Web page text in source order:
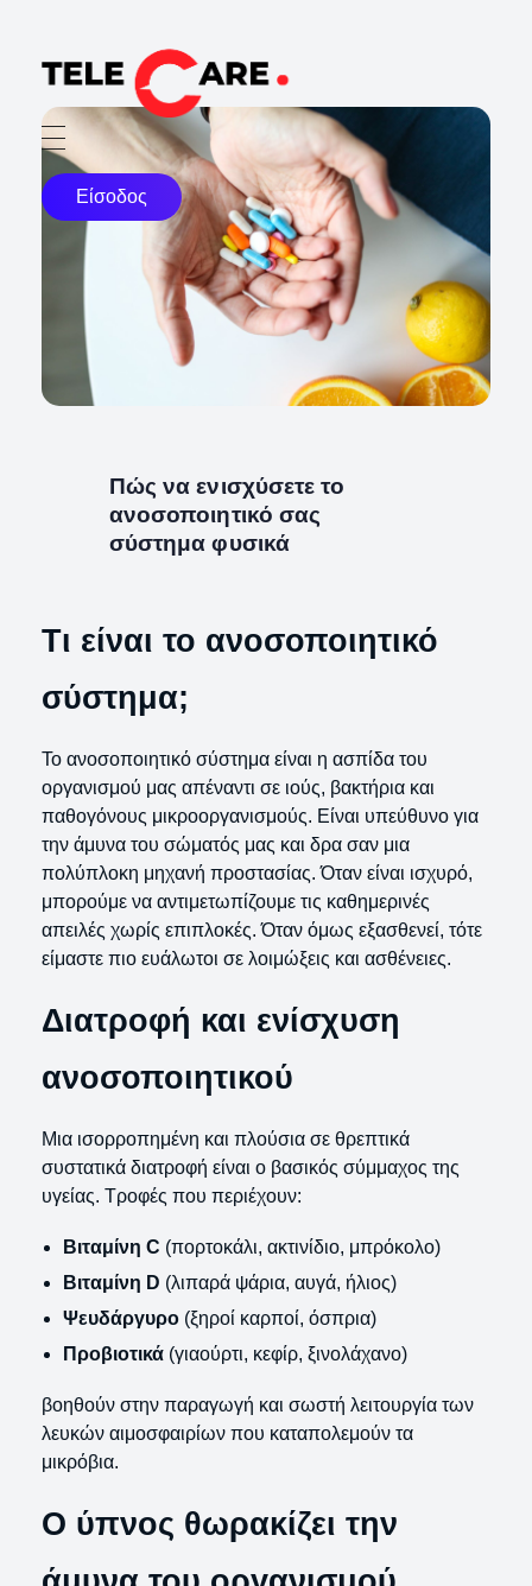
TELECARE
TELECARE | Ιατροί, νοσηλευτές & πραγματικές εξετάσεις σε λίγα λεπτά
Είσοδος
Πώς να ενισχύσετε το
ανοσοποιητικό σας
σύστημα φυσικά
Τι είναι το ανοσοποιητικό
σύστημα;
Το ανοσοποιητικό σύστημα είναι η ασπίδα του
οργανισμού μας απέναντι σε ιούς, βακτήρια και
παθογόνους μικροοργανισμούς. Είναι υπεύθυνο για
την άμυνα του σώματός μας και δρα σαν μια
πολύπλοκη μηχανή προστασίας. Όταν είναι ισχυρό,
μπορούμε να αντιμετωπίζουμε τις καθημερινές
απειλές χωρίς επιπλοκές. Όταν όμως εξασθενεί, τότε
είμαστε πιο ευάλωτοι σε λοιμώξεις και ασθένειες.
Διατροφή και ενίσχυση
ανοσοποιητικού
Μια ισορροπημένη και πλούσια σε θρεπτικά
συστατικά διατροφή είναι ο βασικός σύμμαχος της
υγείας. Τροφές που περιέχουν:
Βιταμίνη C (πορτοκάλι, ακτινίδιο, μπρόκολο)
Βιταμίνη D (λιπαρά ψάρια, αυγά, ήλιος)
Ψευδάργυρο(ξηροί καρποί, όσπρια)
Προβιοτικά(γιαούρτι, κεφίρ, ξινολάχανο)
βοηθούν στην παραγωγή και σωστή λειτουργία των
λευκών αιμοσφαιρίων που καταπολεμούν τα
μικρόβια.
Ο ύπνος θωρακίζει την